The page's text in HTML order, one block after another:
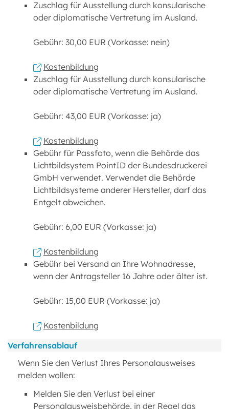
Zuschlag für Ausstellung durch konsularische
oder diplomatische Vertretung im Ausland.
Gebühr: 30,00 EUR (Vorkasse: nein)
Kostenbildung
Zuschlag für Ausstellung durch konsularische
oder diplomatische Vertretung im Ausland.
Gebühr: 43,00 EUR (Vorkasse: ja)
Kostenbildung
Gebühr für Passfoto, wenn die Behörde das
Lichtbildsystem PointID der Bundesdruckerei
GmbH verwendet. Verwendet die Behörde
Lichtbildsysteme anderer Hersteller, darf das
Entgelt abweichen.
Gebühr: 6,00 EUR (Vorkasse: ja)
Kostenbildung
Gebühr bei Versand an Ihre Wohnadresse,
wenn der Antragsteller 16 Jahre oder älter ist.
Gebühr: 15,00 EUR (Vorkasse: ja)
Kostenbildung
Verfahrensablauf
Wenn Sie den Verlust Ihres Personalausweises
melden wollen:
Melden Sie den Verlust bei einer
Personalausweisbehörde, in der Regel das